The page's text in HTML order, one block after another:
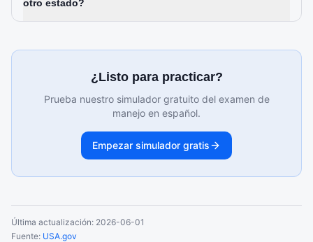
otro estado?
¿Listo para practicar?
Prueba nuestro simulador gratuito del examen de
manejo en español.
Empezar simulador gratis
Última actualización: 2026-06-01
Fuente: USA.gov